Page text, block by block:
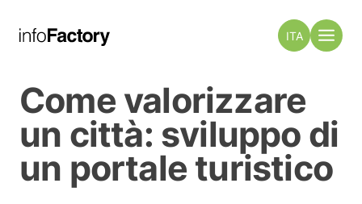
ITA
Come valorizzare
un città: sviluppo di
un portale turistico